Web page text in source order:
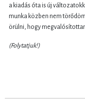
a kiadás óta is új
munka közben nem
örülni, hogy
(Folytatjuk!)